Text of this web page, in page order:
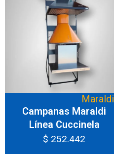
Maraldi
Campanas Maraldi
Línea Cuccinela
$ 252.442